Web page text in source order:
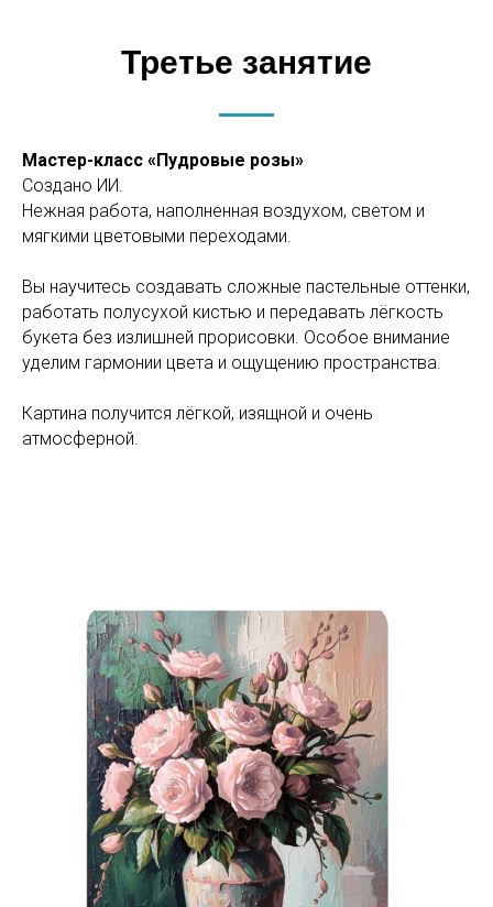
Третье занятие
Мастер-класс «Пудровые розы»
Создано ИИ.
Нежная работа, наполненная воздухом, светом и
мягкими цветовыми переходами.
Вы научитесь создавать сложные пастельные оттенки,
работать полусухой кистью и передавать лёгкость
букета без излишней прорисовки. Особое внимание
уделим гармонии цвета и ощущению пространства.
Картина получится лёгкой, изящной и очень
атмосферной.